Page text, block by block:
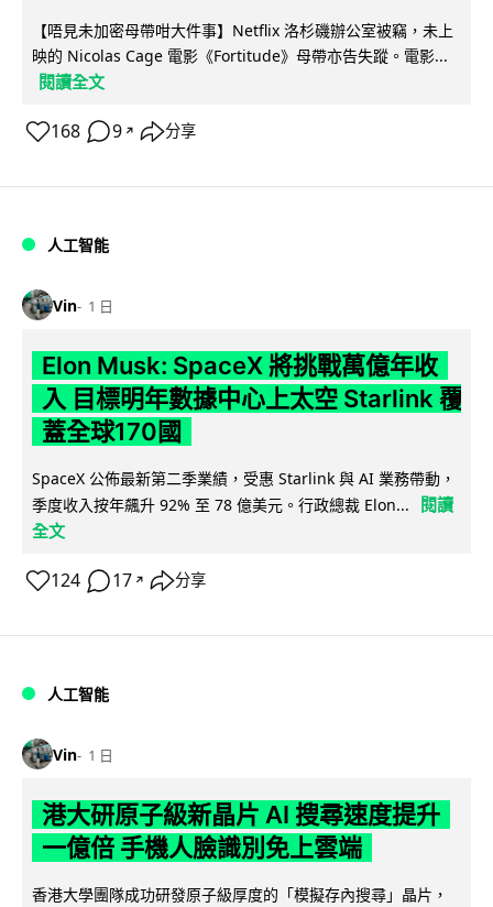
【唔見未加密母帶咁大件事】Netflix 洛杉磯辦公室被竊，未上
映的 Nicolas Cage 電影《Fortitude》母帶亦告失蹤。電影...
閱讀全文
168 9 ↗ 分享
人工智能
Vin 1 日
Elon Musk: SpaceX 將挑戰萬億年收
入 目標明年數據中心上太空 Starlink 覆
蓋全球170國
SpaceX 公佈最新第二季業績，受惠 Starlink 與 AI 業務帶動，
季度收入按年飆升 92% 至 78 億美元。行政總裁 Elon...
閱讀
全文
124 17 ↗ 分享
人工智能
Vin 1 日
港大研原子級新晶片 AI 搜尋速度提升
一億倍 手機人臉識別免上雲端
香港大學團隊成功研發原子級厚度的「模擬存內搜尋」晶片，